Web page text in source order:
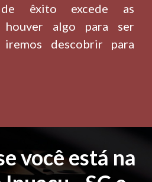
êxito excede as
houver algo para ser
descobrir para
você está na